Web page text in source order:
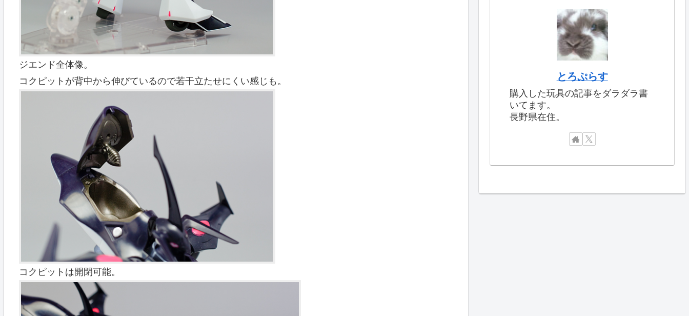
ジエンド全体像。
コクピットが背中から伸びているので若干立たせにくい感じも。
コクピットは開閉可能。
とろぷらす
購入した玩具の記事をダラダラ書
いてます。
長野県在住。